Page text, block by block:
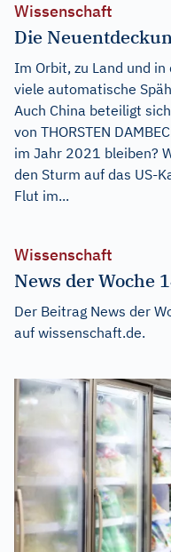
Wissenschaft
Die
Im Orbit, zu Land und
viele automatische
Auch China beteiligt
von THORSTEN
im Jahr 2021 bleiben?
den Sturm auf das US-
Flut im...
Wissenschaft
News der Woche
Der Beitrag News der
auf wissenschaft.de.